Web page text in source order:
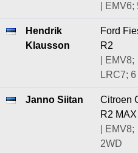
| EMV6;
Hendrik
Klausson
Ford
R2
| EMV8;
LRC7; 6
Janno Siitan
Citroen
R2 MAX
| EMV8;
2WD